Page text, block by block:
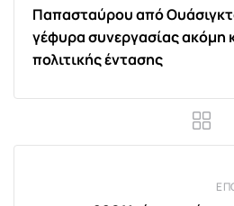
Παπασταύρου από
γέφυρα συνεργασίας ακόμη
πολιτικής έντασης